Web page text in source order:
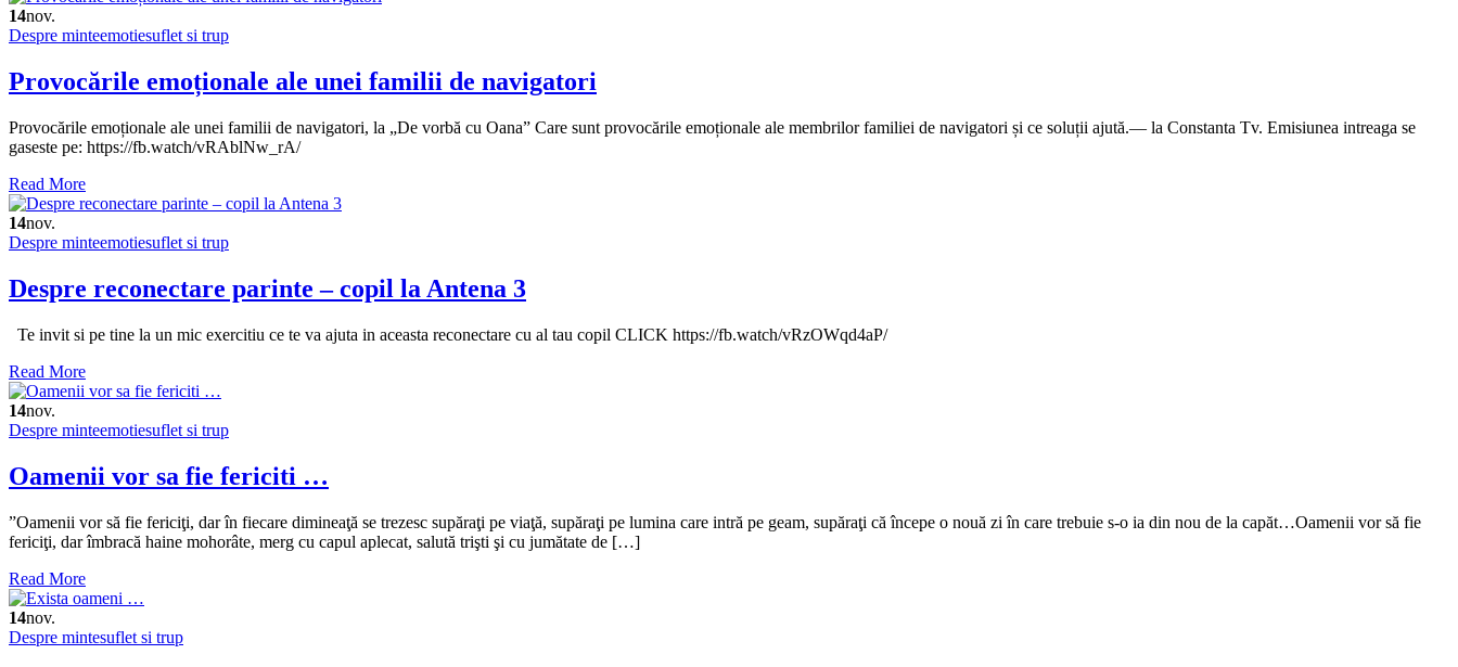
14nov.
Despre minteemotiesuflet si trup
Provocările emoționale ale unei familii de navigatori
Provocările emoționale ale unei familii de navigatori, la „De vorbă cu Oana” Care sunt provocările emoționale ale membrilor familiei de navigatori și ce soluții ajută.— la Constanta Tv. Emisiunea intreaga se
gaseste pe: https://fb.watch/vRAblNw_rA/
Read More
14nov.
Despre minteemotiesuflet si trup
Despre reconectare parinte – copil la Antena 3
Te invit si pe tine la un mic exercitiu ce te va ajuta in aceasta reconectare cu al tau copil CLICK https://fb.watch/vRzOWqd4aP/
Read More
14nov.
Despre minteemotiesuflet si trup
Oamenii vor sa fie fericiti …
”Oamenii vor să fie fericiţi, dar în fiecare dimineaţă se trezesc supăraţi pe viaţă, supăraţi pe lumina care intră pe geam, supăraţi că începe o nouă zi în care trebuie s-o ia din nou de la capăt…Oamenii vor să fie
fericiţi, dar îmbracă haine mohorâte, merg cu capul aplecat, salută trişti şi cu jumătate de […]
Read More
14nov.
Despre mintesuflet si trup